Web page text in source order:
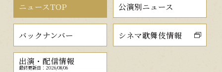
ニュースTOP 公演別ニュース
バックナンバー シネマ歌舞伎情報
出演・配信情報
最終更新日：2026/08/06